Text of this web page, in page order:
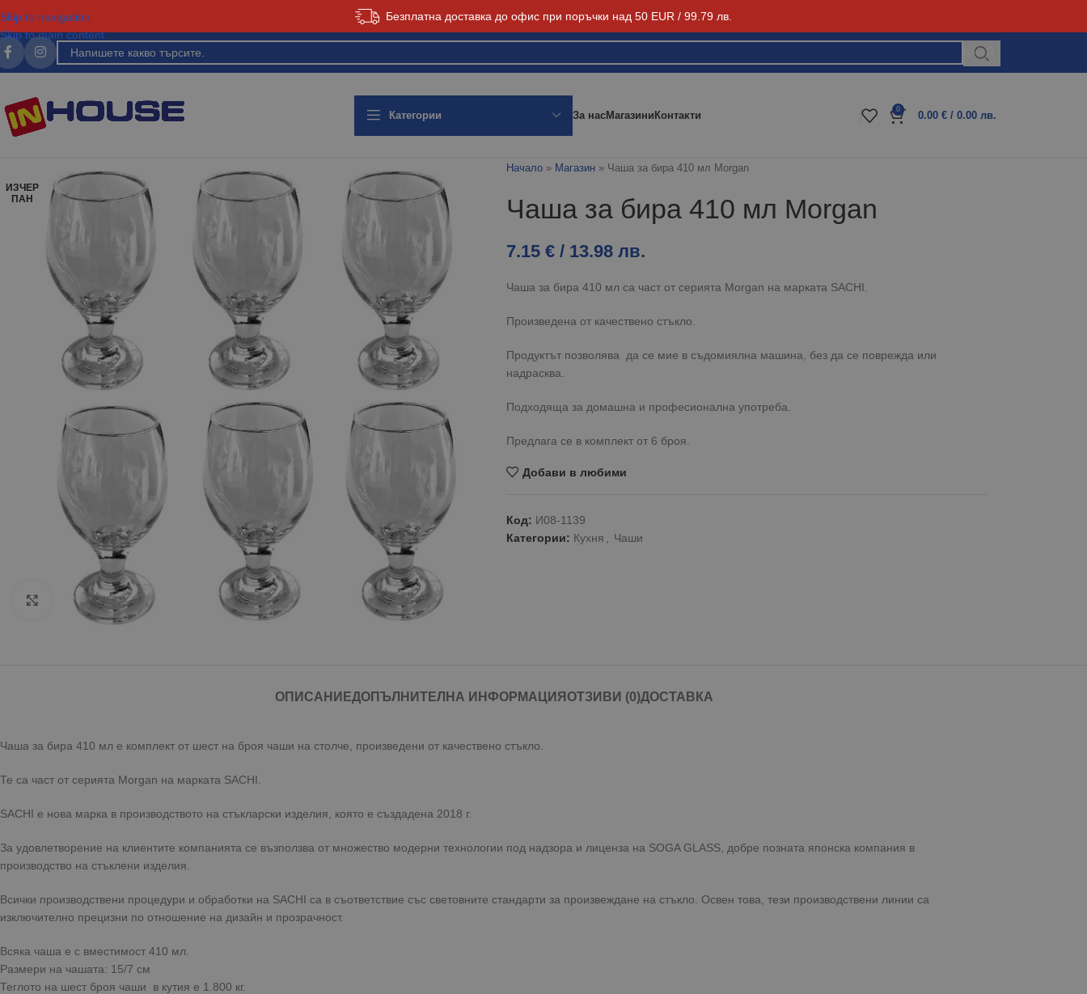
Безплатна доставка до офис при поръчки над 50 EUR / 99.79 лв.
Skip to navigation
Skip to main content
Блог
Категории За насМагазиниКонтакти 0
0.00 € / 0.00 лв.
ИЗЧЕР
ПАН
Click to enlarge
Начало» Магазин» Чаша за бира 410 мл Morgan
Чаша за бира 410 мл Morgan
7.15 € / 13.98 лв.
Чаша за бира 410 мл са част от серията Morgan на марката SACHI.
Произведена от качествено стъкло.
Продуктът позволява да се мие в съдомиялна машина, без да се поврежда или
надрасква.
Подходяща за домашна и професионална употреба.
Предлага се в комплект от 6 броя.
Добави в любими
Код: И08-1139
Категории: Кухня Чаши
ОПИСАНИЕДОПЪЛНИТЕЛНА ИНФОРМАЦИЯ ОТЗИВИ (0)ДОСТАВКА
Чаша за бира 410 мл е комплект от шест на броя чаши на столче, произведени от качествено стъкло.
Те са част от серията Morgan на марката SACHI.
SACHI е нова марка в производството на стъкларски изделия, която е създадена 2018 г.
За удовлетворение на клиентите компанията се възползва от множество модерни технологии под надзора и лиценза на SOGA GLASS, добре позната японска компания в
производство на стъклени изделия.
Всички производствени процедури и обработки на SACHI са в съответствие със световните стандарти за произвеждане на стъкло. Освен това, тези производствени линии са
изключително прецизни по отношение на дизайн и прозрачност.
Всяка чаша е с вместимост 410 мл.
Размери на чашата: 15/7 см
Теглото на шест броя чаши в кутия е 1.800 кг.